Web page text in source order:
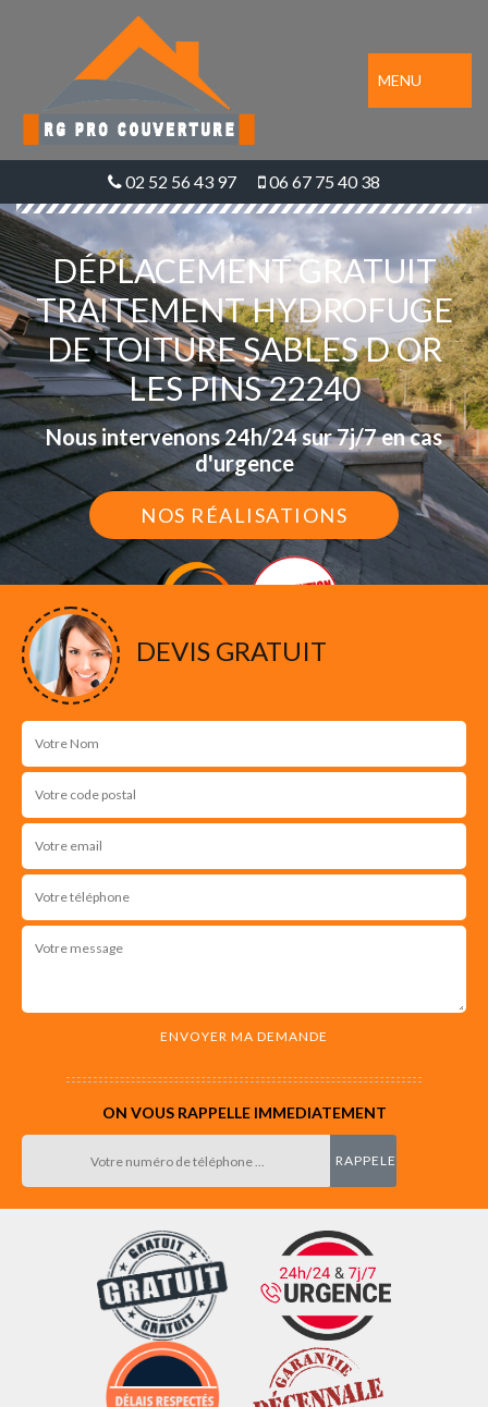
MENU
02 52 56 43 97 06 67 75 40 38
DÉPLACEMENT GRATUIT
TRAITEMENT HYDROFUGE
DE TOITURE SABLES D OR
LES PINS 22240
Nous intervenons 24h/24 sur 7j/7 en cas
d'urgence
NOS RÉALISATIONS
DEVIS GRATUIT
ON VOUS RAPPELLE IMMEDIATEMENT